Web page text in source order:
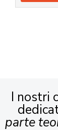
I nostri
parte